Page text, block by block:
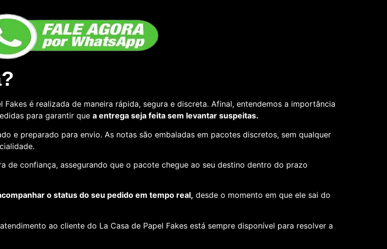
é realizada de maneira rápida, segura e discreta. Afinal, entendemos a importância
para garantir que a entrega seja feita sem levantar suspeitas.
e preparado para envio. As notas são embaladas em pacotes discretos, sem qualquer
de confiança, assegurando que o pacote chegue ao seu destino dentro do prazo
o status do seu pedido em tempo real, desde o momento em que ele sai do
ao cliente do La Casa de Papel Fakes está sempre disponível para resolver a